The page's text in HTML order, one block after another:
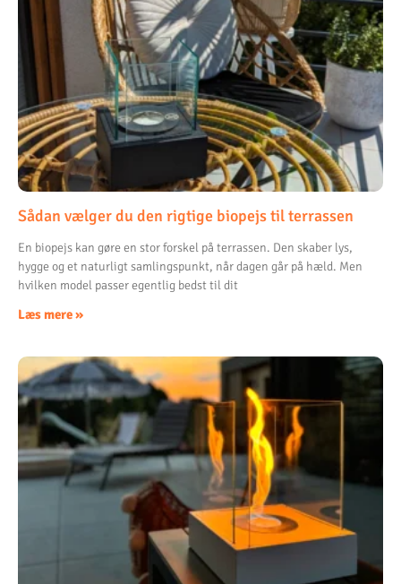
Sådan vælger du den rigtige biopejs til terrassen
En biopejs kan gøre en stor forskel på terrassen. Den skaber lys,
hygge og et naturligt samlingspunkt, når dagen går på hæld. Men
hvilken model passer egentlig bedst til dit
Læs mere »